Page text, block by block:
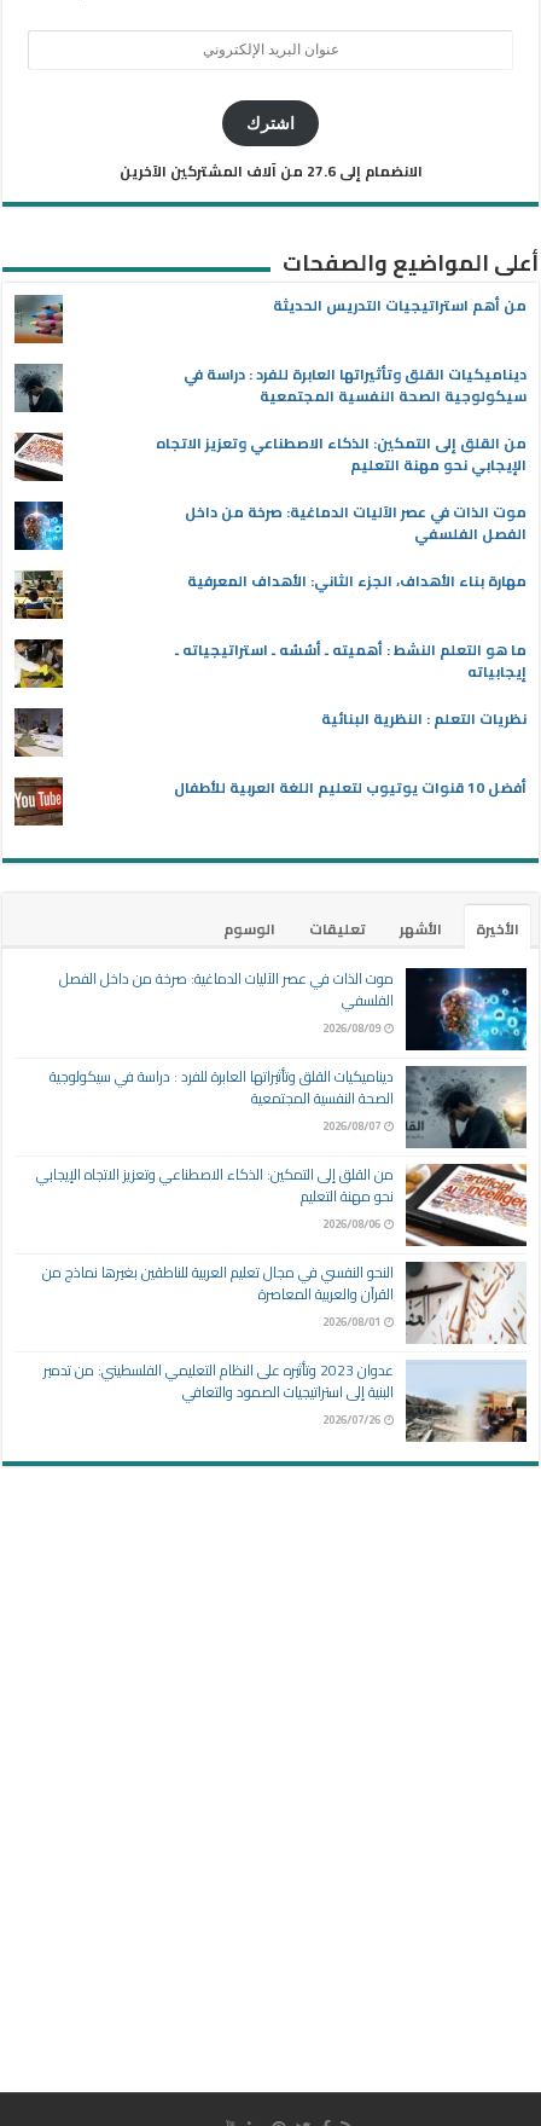
اشترك
الانضمام إلى 27.6 من آلاف المشتركين الآخرين
أعلى المواضيع والصفحات
من أهم استراتيجيات التدريس الحديثة
ديناميكيات القلق وتأثيراتها العابرة للفرد : دراسة في
سيكولوجية الصحة النفسية المجتمعية
من القلق إلى التمكين: الذكاء الاصطناعي وتعزيز الاتجاه
الإيجابي نحو مهنة التعليم
موت الذات في عصر الآليات الدماغية: صرخة من داخل
الفصل الفلسفي
مهارة بناء الأهداف، الجزء الثاني: الأهداف المعرفية
ما هو التعلم النشط : أهميته ـ أسُسُه ـ استراتيجياته ـ
إيجابياته
نظريات التعلم : النظرية البنائية
أفضل 10 قنوات يوتيوب لتعليم اللغة العربية للأطفال
الأخيرة الأشهر تعليقات
الوسوم
موت الذات في عصر الآليات الدماغية: صرخة من داخل الفصل
الفلسفي
2026/08/09
ديناميكيات القلق وتأثيراتها العابرة للفرد : دراسة في سيكولوجية
الصحة النفسية المجتمعية
2026/08/07
من القلق إلى التمكين: الذكاء الاصطناعي وتعزيز الاتجاه الإيجابي
نحو مهنة التعليم
2026/08/06
النحو النفسي في مجال تعليم العربية للناطقين بغيرها نماذج من
القرآن والعربية المعاصرة
2026/08/01
عدوان 2023 وتأثيره على النظام التعليمي الفلسطيني: من تدمير
البنية إلى استراتيجيات الصمود والتعافي
2026/07/26